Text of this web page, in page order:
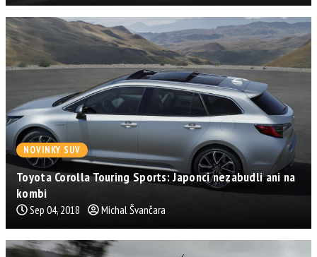
NOVINKY SUV
Toyota Corolla Touring Sports: Japonci nezabudli ani na
kombi
Sep 04, 2018 Michal Švančara